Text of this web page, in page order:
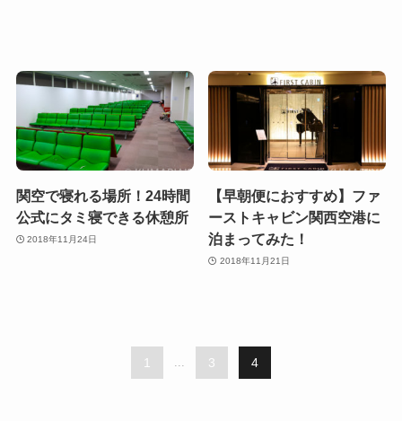
関空で寝れる場所！24時間
公式にタミ寝できる休憩所
2018年11月24日
【早朝便におすすめ】ファ
ーストキャビン関西空港に
泊まってみた！
2018年11月21日
1 3 4